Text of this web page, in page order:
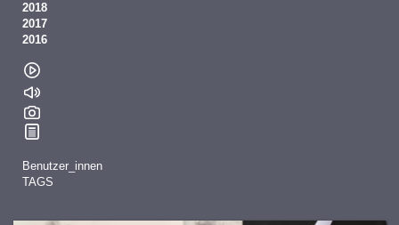
2018
2017
2016
Benutzer_innen
TAGS